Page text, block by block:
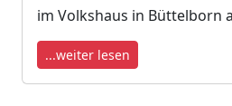
im Volkshaus in Büttelborn
...weiter lesen